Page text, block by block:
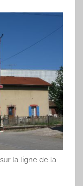
la ligne de la